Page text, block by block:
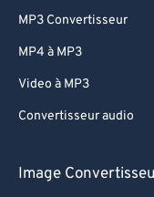
MP3 Convertisseur
MP4 à MP3
Video à MP3
Convertisseur audio
Image